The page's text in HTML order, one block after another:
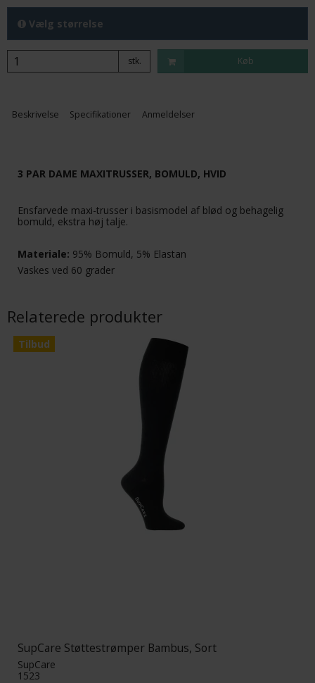
Vælg størrelse
stk. Køb
Beskrivelse Specifikationer Anmeldelser
3 PAR DAME MAXITRUSSER, BOMULD, HVID
Ensfarvede maxi-trusser i basismodel af blød og behagelig
bomuld, ekstra høj talje.
Materiale: 95% Bomuld, 5% Elastan
Vaskes ved 60 grader
Relaterede produkter
Tilbud
SupCare Støttestrømper Bambus, Sort
SupCare
1523